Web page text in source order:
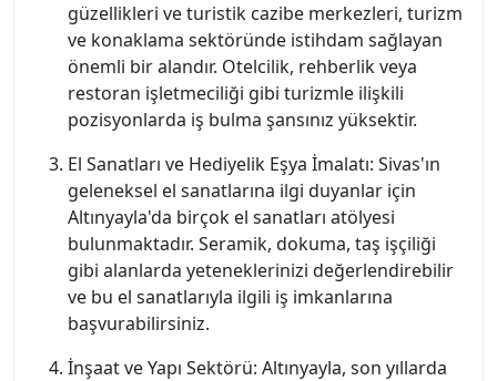
güzellikleri ve turistik cazibe merkezleri, turizm
ve konaklama sektöründe istihdam sağlayan
önemli bir alandır. Otelcilik, rehberlik veya
restoran işletmeciliği gibi turizmle ilişkili
pozisyonlarda iş bulma şansınız yüksektir.
El Sanatları ve Hediyelik Eşya İmalatı: Sivas'ın
geleneksel el sanatlarına ilgi duyanlar için
Altınyayla'da birçok el sanatları atölyesi
bulunmaktadır. Seramik, dokuma, taş işçiliği
gibi alanlarda yeteneklerinizi değerlendirebilir
ve bu el sanatlarıyla ilgili iş imkanlarına
başvurabilirsiniz.
İnşaat ve Yapı Sektörü: Altınyayla, son yıllarda